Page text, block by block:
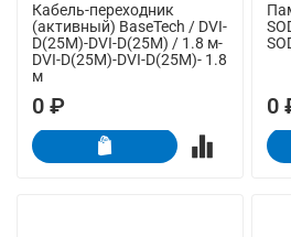
Кабель-переходник
(активный) BaseTech / DVI-
D(25M)-DVI-D(25M) / 1.8 м-
DVI-D(25M)-DVI-D(25M)- 1.8
м
0 ₽ 0